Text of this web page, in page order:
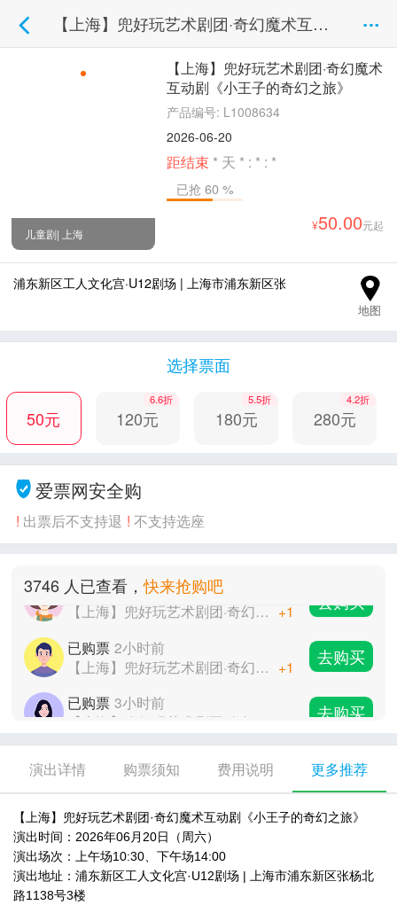
【上海】兜好玩艺术剧团·奇幻魔术互动剧《小王子的奇幻之旅》
儿童剧| 上海
【上海】兜好玩艺术剧团·奇幻魔术
互动剧《小王子的奇幻之旅》
产品编号: L1008634
2026-06-20
距结束 * 天 * : * : *
已抢 60 %
50.00元起
浦东新区工人文化宫·U12剧场 | 上海市浦东新区张
地图
选择票面
50元 120元
6.6折
180元
5.5折
280元
4.2折
爱票网安全购
! 出票后不支持退 ! 不支持选座
3746 人已查看，快来抢购吧
去购买
已购票 3小时前
已购票 2小时前
已购票 3小时前
去购买
已购票 2小时前
【上海】兜好玩艺术剧团·奇幻魔术互动剧《小王子的奇幻之旅》 +1 去购买
演出详情 购票须知 费用说明 更多推荐
【上海】兜好玩艺术剧团·奇幻魔术互动剧《小王子的奇幻之旅》
演出时间：2026年06月20日（周六）
演出场次：上午场10:30、下午场14:00
演出地址：浦东新区工人文化宫·U12剧场 | 上海市浦东新区张杨北
路1138号3楼